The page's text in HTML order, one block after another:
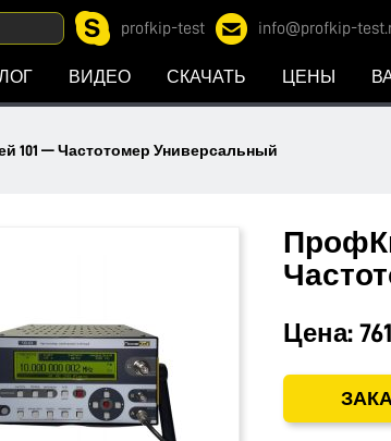
profkip-test info@profkip-
ВИДЕО СКАЧАТЬ ЦЕНЫ
101 — Частотомер Универсальный
Цена: